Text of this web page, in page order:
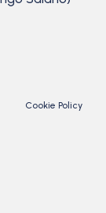
Cookie Policy